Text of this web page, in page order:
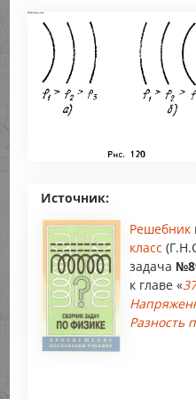
Источник:
Решебник
класс
задача
к главе «
Разность